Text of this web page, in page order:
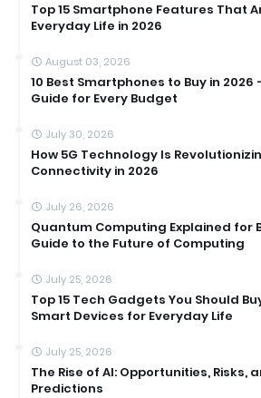
Top 15 Smartphone Features That
Everyday Life in 2026
August 03, 2026
10 Best Smartphones to Buy in 2026
Guide for Every Budget
July 30, 2026
How 5G Technology Is
Connectivity in 2026
July 26, 2026
Quantum Computing Explained for
Guide to the Future of Computing
July 25, 2026
Top 15 Tech Gadgets You Should
Smart Devices for Everyday Life
July 25, 2026
The Rise of AI: Opportunities, Risks,
Predictions